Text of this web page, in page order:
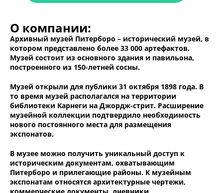
О компании:
Архивный музей Питерборо – исторический музей, в
котором представлено более 33 000 артефактов.
Музей состоит из основного здания и павильона,
построенного из 150-летней сосны.
Музей открыли для публики 31 октября 1898 года. В
то время музей располагался на территории
библиотеки Карнеги на Джордж-стрит. Расширение
музейной коллекции подтвердило необходимость
нового постоянного места для размещения
экспонатов.
В музее можно получить уникальный доступ к
историческим документам, охватывающим
Питерборо и прилегающие районы. К музейным
экспонатам относятся архитектурные чертежи,